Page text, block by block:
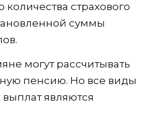
количества страхового
суммы
могут рассчитывать
пенсию. Но все виды
являются